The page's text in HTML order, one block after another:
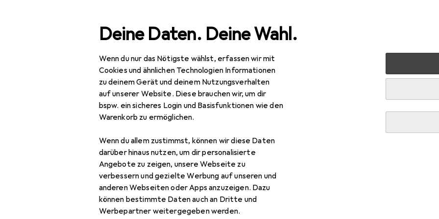
Deine Daten. Deine Wahl.
Wenn du nur das Nötigste wählst, erfassen wir mit
Cookies und ähnlichen Technologien Informationen
zu deinem Gerät und deinem Nutzungsverhalten
auf unserer Website. Diese brauchen wir, um dir
bspw. ein sicheres Login und Basisfunktionen wie den
Warenkorb zu ermöglichen.
Wenn du allem zustimmst, können wir diese Daten
darüber hinaus nutzen, um dir personalisierte
Angebote zu zeigen, unsere Webseite zu
verbessern und gezielte Werbung auf unseren und
anderen Webseiten oder Apps anzuzeigen. Dazu
können bestimmte Daten auch an Dritte und
Werbepartner weitergegeben werden.
Navigation nach Kategorien Gesamtsortiment IT + Multimedia Foto + Video